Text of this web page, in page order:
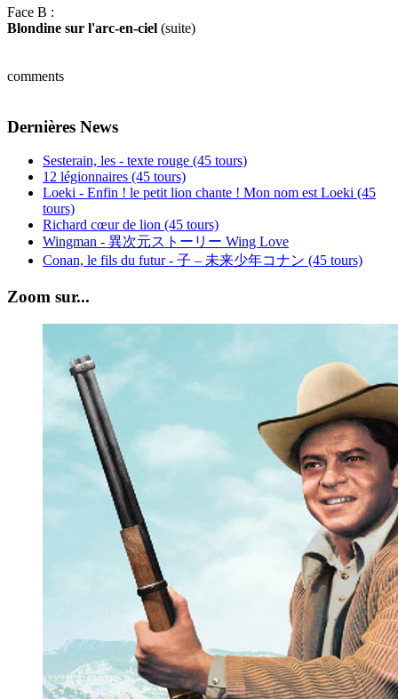
Face B :
Blondine sur l'arc-en-ciel (suite)
comments
Dernières News
Sesterain, les - texte rouge (45 tours)
12 légionnaires (45 tours)
Loeki - Enfin ! le petit lion chante ! Mon nom est Loeki (45
tours)
Richard cœur de lion (45 tours)
Wingman - 異次元ストーリー Wing Love
Conan, le fils du futur - 子 – 未来少年コナン (45 tours)
Zoom sur...